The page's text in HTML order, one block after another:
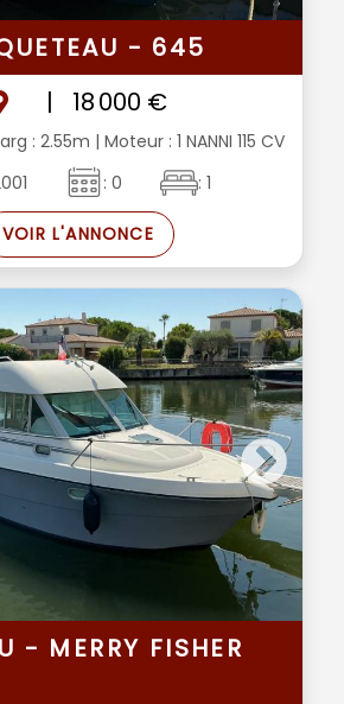
- 645
|
18 000 €
: 2.55m | Moteur : 1 NANNI 115 CV
: 0 : 1
VOIR L'ANNONCE
- MERRY FISHER